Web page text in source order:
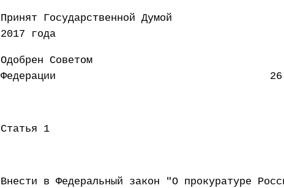
Принят Государственной
2017 года
Одобрен Советом
Федерации 26 декабря
Статья 1
Внести в Федеральный закон "О прокуратуре